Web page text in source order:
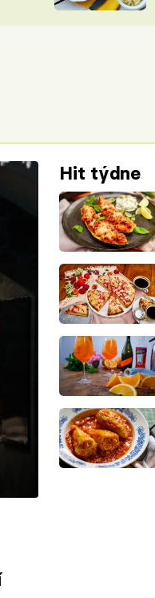
ŠÉFREDAKTORKY
Hit týdne